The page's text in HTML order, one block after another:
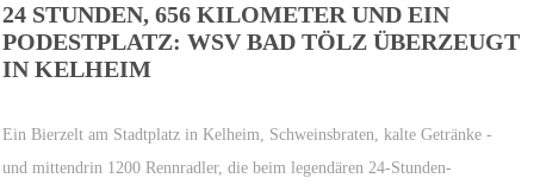
24 STUNDEN, 656 KILOMETER UND EIN
PODESTPLATZ: WSV BAD TÖLZ ÜBERZEUGT
IN KELHEIM
Ein Bierzelt am Stadtplatz in Kelheim, Schweinsbraten, kalte Getränke -
und mittendrin 1200 Rennradler, die beim legendären 24-Stunden-